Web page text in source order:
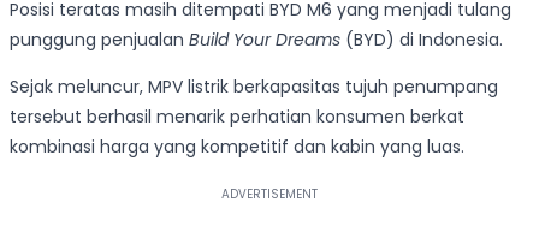
Posisi teratas masih ditempati BYD M6 yang menjadi tulang
punggung penjualan Build Your Dreams (BYD) di Indonesia.
Sejak meluncur, MPV listrik berkapasitas tujuh penumpang
tersebut berhasil menarik perhatian konsumen berkat
kombinasi harga yang kompetitif dan kabin yang luas.